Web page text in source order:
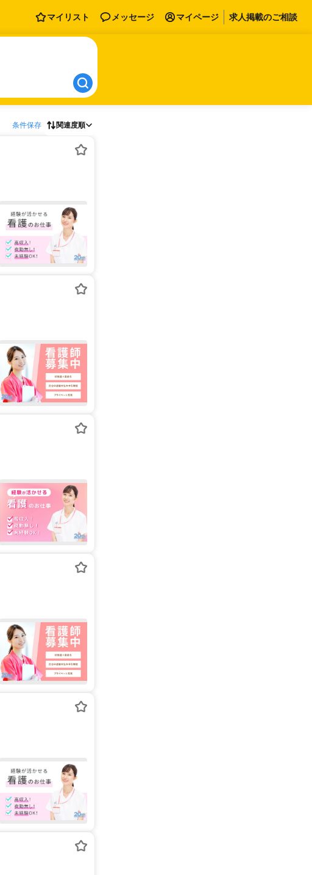
マイリスト メッセージ マイページ 求人掲載のご相談
条件保存 関連度順